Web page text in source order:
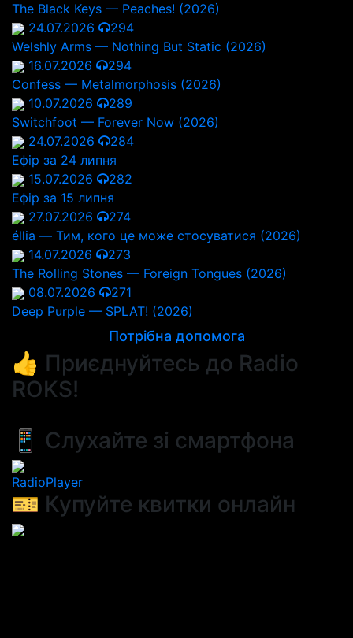
The Black Keys — Peaches! (2026)
24.07.2026
294
Welshly Arms — Nothing But Static (2026)
16.07.2026
294
Confess — Metalmorphosis (2026)
10.07.2026
289
Switchfoot — Forever Now (2026)
24.07.2026
284
Ефір за 24 липня
15.07.2026
282
Ефір за 15 липня
27.07.2026
274
éllia — Тим, кого це може стосуватися (2026)
14.07.2026
273
The Rolling Stones — Foreign Tongues (2026)
08.07.2026
271
Deep Purple — SPLAT! (2026)
Потрібна допомога
👍 Приєднуйтесь до Radio
ROKS!
📱 Слухайте зі смартфона
RadioPlayer
🎫 Купуйте квитки онлайн